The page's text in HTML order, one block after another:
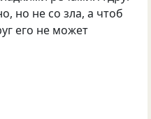
но не со зла, а чтоб
его не может